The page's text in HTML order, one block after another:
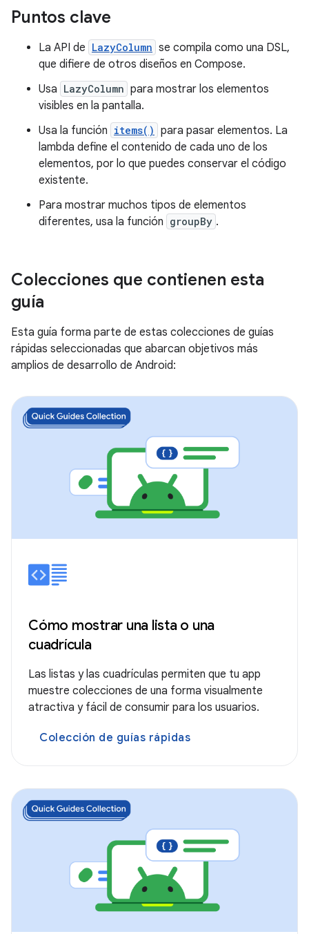
Puntos clave
La API de LazyColumn se compila como una DSL,
que difiere de otros diseños en Compose.
Usa LazyColumn para mostrar los elementos
visibles en la pantalla.
Usa la función items() para pasar elementos. La
lambda define el contenido de cada uno de los
elementos, por lo que puedes conservar el código
existente.
Para mostrar muchos tipos de elementos
diferentes, usa la función groupBy .
Colecciones que contienen esta
guía
Esta guía forma parte de estas colecciones de guías
rápidas seleccionadas que abarcan objetivos más
amplios de desarrollo de Android:
Cómo mostrar una lista o una
cuadrícula
Las listas y las cuadrículas permiten que tu app
muestre colecciones de una forma visualmente
atractiva y fácil de consumir para los usuarios.
Colección de guías rápidas